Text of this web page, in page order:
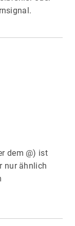
dem @) ist
nur ähnlich